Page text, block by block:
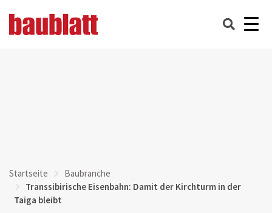
Startseite
Baubranche
Transsibirische Eisenbahn: Damit der Kirchturm in der
Taiga bleibt